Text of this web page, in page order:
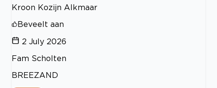
Kroon Kozijn Alkmaar
Beveelt aan
2 July 2026
Fam Scholten
BREEZAND